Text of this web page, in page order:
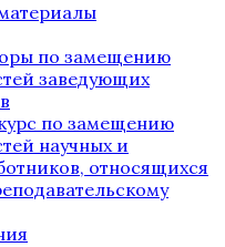
по замещению
заведующих
по замещению
научных и
относящихся